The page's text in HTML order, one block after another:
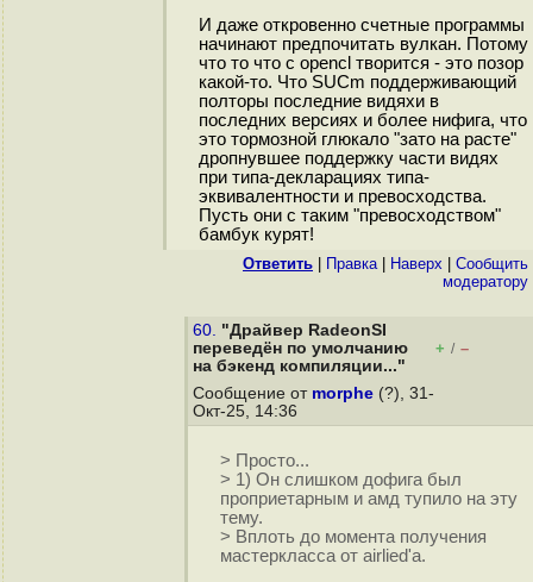
И даже откровенно счетные программы
начинают предпочитать вулкан. Потому
что то что с opencl творится - это позор
какой-то. Что SUCm поддерживающий
полторы последние видяхи в
последних версиях и более нифига, что
это тормозной глюкало "зато на расте"
дропнувшее поддержку части видях
при типа-декларациях типа-
эквивалентности и превосходства.
Пусть они с таким "превосходством"
бамбук курят!
Ответить Правка| Наверх
Cообщить
модератору
60. "Драйвер RadeonSI
переведён по умолчанию
на бэкенд компиляции..."
+ / –
Сообщение от morphe (?), 31-
Окт-25, 14:36
> Просто...
> 1) Он слишком дофига был
проприетарным и амд тупило на эту
тему.
> Вплоть до момента получения
мастеркласса от airlied'а.